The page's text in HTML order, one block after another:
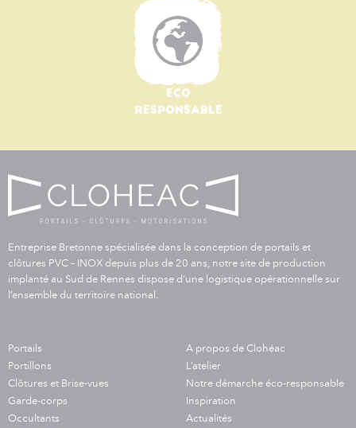
ECO
RESPONSABLE
Entreprise Bretonne spécialisée dans la conception de portails et
clôtures PVC – INOX depuis plus de 20 ans, notre site de production
implanté au Sud de Rennes dispose d’une logistique opérationnelle sur
l’ensemble du territoire national.
Portails
Portillons
Clôtures et Brise-vues
Garde-corps
Occultants
A propos de Clohéac
L’atelier
Notre démarche éco-responsable
Inspiration
Actualités